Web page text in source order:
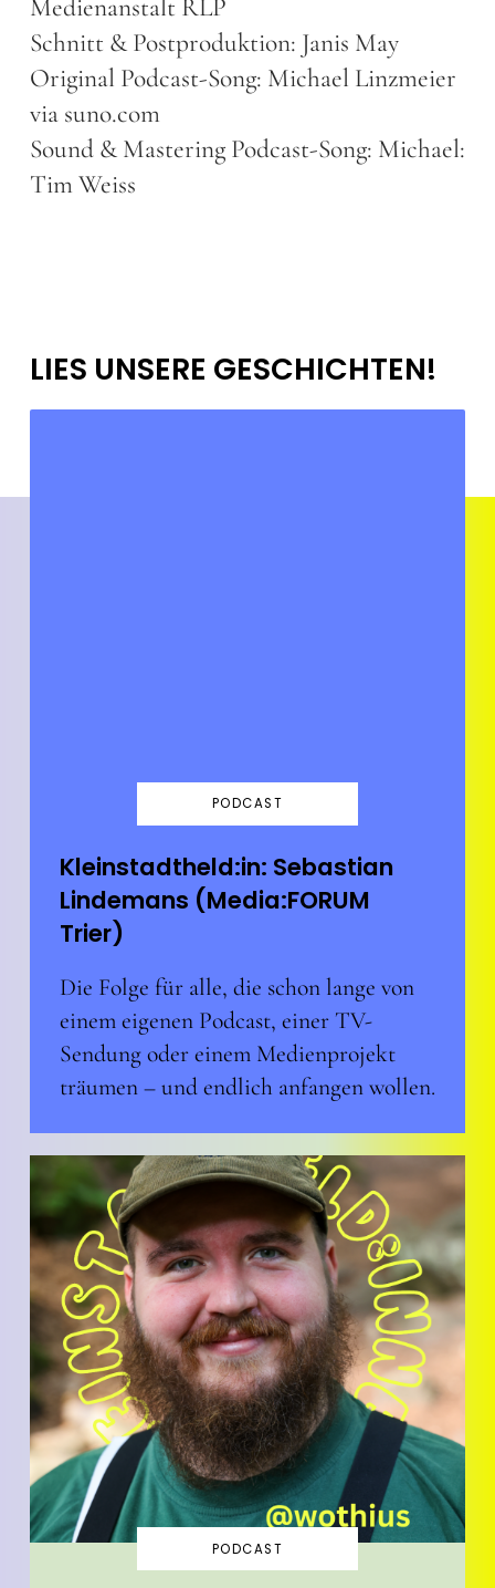
Medienanstalt RLP
Schnitt & Postproduktion: Janis May
Original Podcast-Song: Michael Linzmeier
via suno.com
Sound & Mastering Podcast-Song: Michael:
Tim Weiss
LIES UNSERE GESCHICHTEN!
PODCAST
Kleinstadtheld:in: Sebastian
Lindemans (Media:FORUM
Trier)
Die Folge für alle, die schon lange von
einem eigenen Podcast, einer TV-
Sendung oder einem Medienprojekt
träumen – und endlich anfangen wollen.
PODCAST